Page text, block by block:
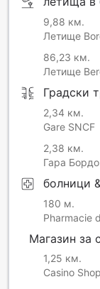
9,88 км.
Летище
86,23 км.
Летище
Градски
2,34 км.
Gare SNCF
2,38 км.
Гара
болници
180 м.
Pharmacie
Магазин за
1,25 км.
Casino Shop